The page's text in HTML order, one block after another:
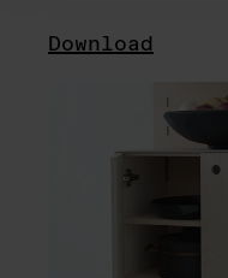
Download